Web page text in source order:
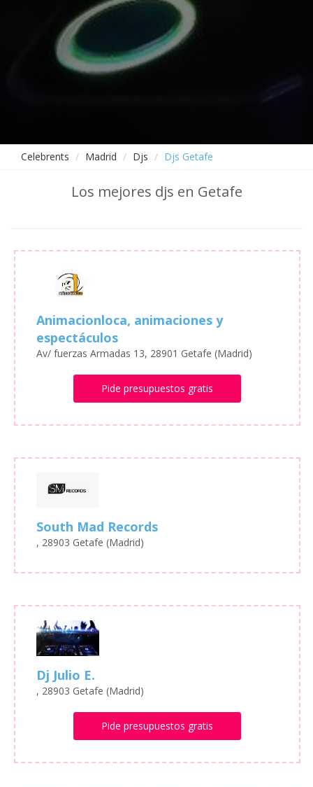
Celebrents Madrid Djs Djs Getafe
Los mejores djs en Getafe
Animacionloca, animaciones y
espectáculos
Av/ fuerzas Armadas 13, 28901 Getafe (Madrid)
Pide presupuestos gratis
South Mad Records
, 28903 Getafe (Madrid)
Dj Julio E.
, 28903 Getafe (Madrid)
Pide presupuestos gratis